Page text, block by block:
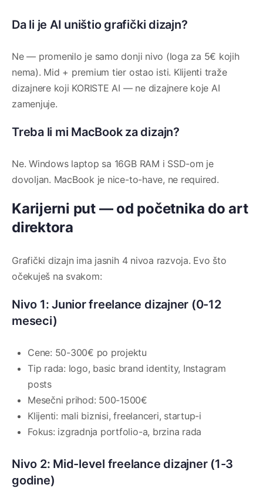
Da li je AI uništio grafički dizajn?
Ne — promenilo je samo donji nivo (loga za 5€ kojih
nema). Mid + premium tier ostao isti. Klijenti traže
dizajnere koji KORISTE AI — ne dizajnere koje AI
zamenjuje.
Treba li mi MacBook za dizajn?
Ne. Windows laptop sa 16GB RAM i SSD-om je
dovoljan. MacBook je nice-to-have, ne required.
Karijerni put — od početnika do art
direktora
Grafički dizajn ima jasnih 4 nivoa razvoja. Evo što
očekuješ na svakom:
Nivo 1: Junior freelance dizajner (0-12
meseci)
Cene: 50-300€ po projektu
Tip rada: logo, basic brand identity, Instagram
posts
Mesečni prihod: 500-1500€
Klijenti: mali biznisi, freelanceri, startup-i
Fokus: izgradnja portfolio-a, brzina rada
Nivo 2: Mid-level freelance dizajner (1-3
godine)